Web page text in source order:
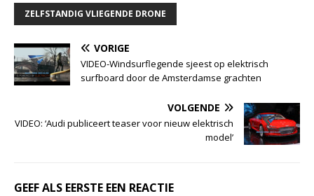
ZELFSTANDIG VLIEGENDE DRONE
VORIGE
VIDEO-Windsurflegende sjeest op elektrisch
surfboard door de Amsterdamse grachten
VOLGENDE
VIDEO: ‘Audi publiceert teaser voor nieuw elektrisch
model’
GEEF ALS EERSTE EEN REACTIE